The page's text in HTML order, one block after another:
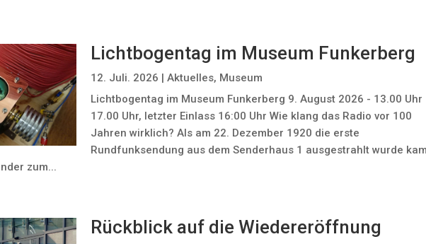
Lichtbogentag im Museum Funkerberg
12. Juli. 2026 | Aktuelles, Museum
Lichtbogentag im Museum Funkerberg 9. August 2026 - 13.00 Uhr
17.00 Uhr, letzter Einlass 16:00 Uhr Wie klang das Radio vor 100
Jahren wirklich? Als am 22. Dezember 1920 die erste
Rundfunksendung aus dem Senderhaus 1 ausgestrahlt wurde
zum...
Rückblick auf die Wiedereröffnung